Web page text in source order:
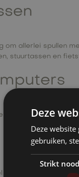
om allerlei spullen
stuurtassen en
snelheid, afstand
kan je rijervaring
Deze
Deze
gebruiken,
Strikt